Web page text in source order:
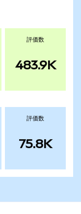
評価数
483.9K
評価数
75.8K